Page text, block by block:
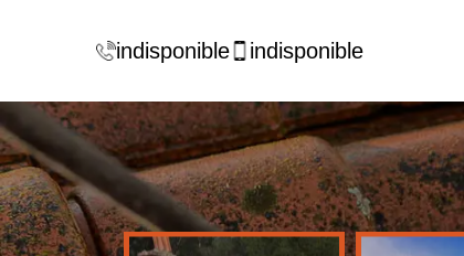
indisponible indisponible